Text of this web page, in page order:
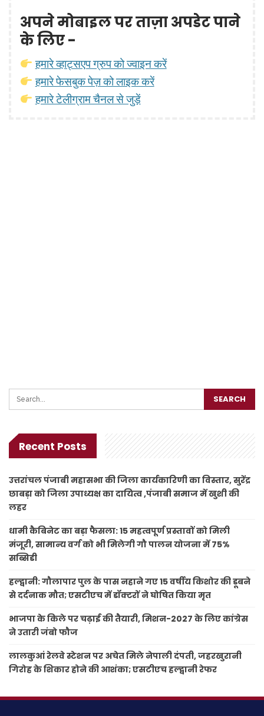
अपने मोबाइल पर ताज़ा अपडेट पाने
के लिए -
हमारे व्हाट्सएप ग्रुप को ज्वाइन करें
हमारे फेसबुक पेज़ को लाइक करें
हमारे टेलीग्राम चैनल से जुड़ें
Recent Posts
उत्तरांचल पंजाबी महासभा की जिला कार्यकारिणी का विस्तार, सुरेंद्र
छाबड़ा को जिला उपाध्यक्ष का दायित्व ,पंजाबी समाज में खुशी की
लहर
धामी कैबिनेट का बड़ा फैसला: 15 महत्वपूर्ण प्रस्तावों को मिली
मंजूरी, सामान्य वर्ग को भी मिलेगी गौ पालन योजना में 75%
सब्सिडी
हल्द्वानी: गौलापार पुल के पास नहाने गए 15 वर्षीय किशोर की डूबने
से दर्दनाक मौत; एसटीएच में डॉक्टरों ने घोषित किया मृत
भाजपा के किले पर चढ़ाई की तैयारी, मिशन-2027 के लिए कांग्रेस
ने उतारी जंबो फौज
लालकुआं रेलवे स्टेशन पर अचेत मिले नेपाली दंपती, जहरखुरानी
गिरोह के शिकार होने की आशंका; एसटीएच हल्द्वानी रेफर